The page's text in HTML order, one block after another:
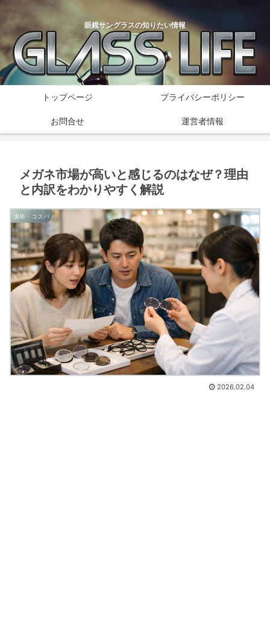
眼鏡サングラスの知りたい情報
トップページ プライバシーポリシー
お問合せ 運営者情報
メガネ市場が高いと感じるのはなぜ？理由
と内訳をわかりやすく解説
価格・コスパ
2026.02.04